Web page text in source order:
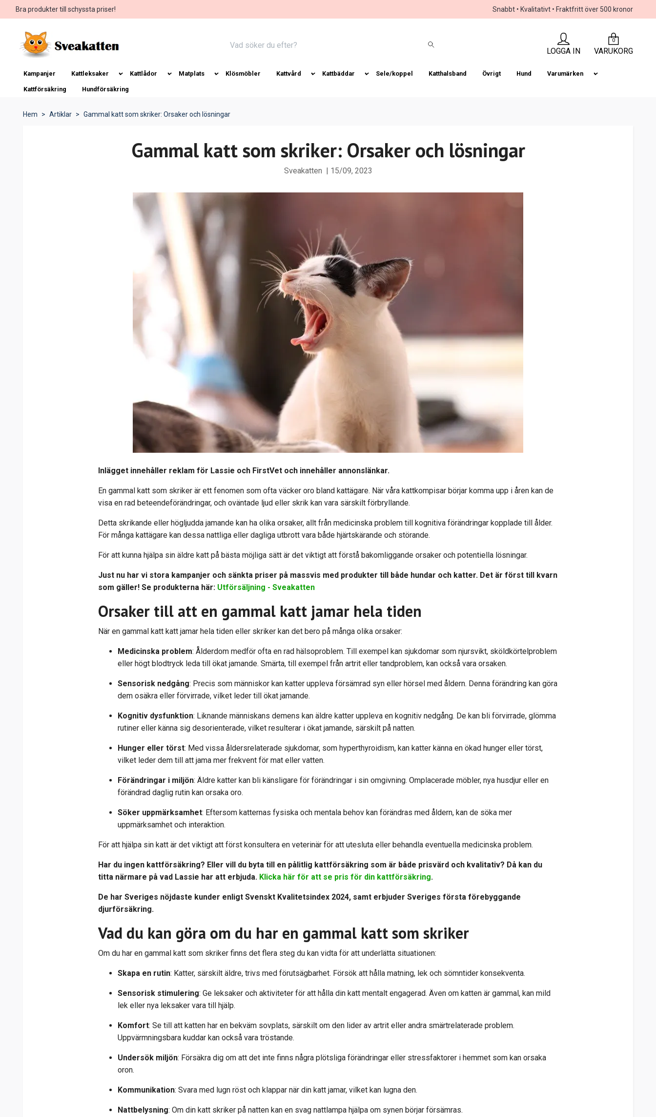
Bra produkter till schyssta priser! Snabbt • Kvalitativt • Fraktfritt över 500 kronor
LOGGA IN
0
VARUKORG
Kampanjer Kattleksaker Kattlådor Matplats Klösmöbler Kattvård Kattbäddar Sele/koppel Katthalsband Övrigt Hund Varumärken
Kattförsäkring Hundförsäkring
Hem Artiklar Gammal katt som skriker: Orsaker och lösningar
Gammal katt som skriker: Orsaker och lösningar
Sveakatten 15/09, 2023
Inlägget innehåller reklam för Lassie och FirstVet och innehåller annonslänkar.
En gammal katt som skriker är ett fenomen som ofta väcker oro bland kattägare. När våra kattkompisar börjar komma upp i åren kan de
visa en rad beteendeförändringar, och oväntade ljud eller skrik kan vara särskilt förbryllande.
Detta skrikande eller högljudda jamande kan ha olika orsaker, allt från medicinska problem till kognitiva förändringar kopplade till ålder.
För många kattägare kan dessa nattliga eller dagliga utbrott vara både hjärtskärande och störande.
För att kunna hjälpa sin äldre katt på bästa möjliga sätt är det viktigt att förstå bakomliggande orsaker och potentiella lösningar.
Just nu har vi stora kampanjer och sänkta priser på massvis med produkter till både hundar och katter. Det är först till kvarn
som gäller! Se produkterna här: Utförsäljning - Sveakatten
Orsaker till att en gammal katt jamar hela tiden
När en gammal katt katt jamar hela tiden eller skriker kan det bero på många olika orsaker:
Medicinska problem: Ålderdom medför ofta en rad hälsoproblem. Till exempel kan sjukdomar som njursvikt, sköldkörtelproblem
eller högt blodtryck leda till ökat jamande. Smärta, till exempel från artrit eller tandproblem, kan också vara orsaken.
Sensorisk nedgång: Precis som människor kan katter uppleva försämrad syn eller hörsel med åldern. Denna förändring kan göra
dem osäkra eller förvirrade, vilket leder till ökat jamande.
Kognitiv dysfunktion: Liknande människans demens kan äldre katter uppleva en kognitiv nedgång. De kan bli förvirrade, glömma
rutiner eller känna sig desorienterade, vilket resulterar i ökat jamande, särskilt på natten.
Hunger eller törst: Med vissa åldersrelaterade sjukdomar, som hyperthyroidism, kan katter känna en ökad hunger eller törst,
vilket leder dem till att jama mer frekvent för mat eller vatten.
Förändringar i miljön: Äldre katter kan bli känsligare för förändringar i sin omgivning. Omplacerade möbler, nya husdjur eller en
förändrad daglig rutin kan orsaka oro.
Söker uppmärksamhet: Eftersom katternas fysiska och mentala behov kan förändras med åldern, kan de söka mer
uppmärksamhet och interaktion.
För att hjälpa sin katt är det viktigt att först konsultera en veterinär för att utesluta eller behandla eventuella medicinska problem.
Har du ingen kattförsäkring? Eller vill du byta till en pålitlig kattförsäkring som är både prisvärd och kvalitativ? Då kan du
titta närmare på vad Lassie har att erbjuda. Klicka här för att se pris för din kattförsäkring.
De harSveriges nöjdaste kunder enligt Svenskt Kvalitetsindex 2024, samt erbjuder Sveriges första förebyggande
djurförsäkring.
Vad du kan göra om du har en gammal katt som skriker
Om du har en gammal katt som skriker finns det flera steg du kan vidta för att underlätta situationen:
Skapa en rutin: Katter, särskilt äldre, trivs med förutsägbarhet. Försök att hålla matning, lek och sömntider konsekventa.
Sensorisk stimulering: Ge leksaker och aktiviteter för att hålla din katt mentalt engagerad. Även om katten är gammal, kan mild
lek eller nya leksaker vara till hjälp.
Komfort: Se till att katten har en bekväm sovplats, särskilt om den lider av artrit eller andra smärtrelaterade problem.
Uppvärmningsbara kuddar kan också vara tröstande.
Undersök miljön: Försäkra dig om att det inte finns några plötsliga förändringar eller stressfaktorer i hemmet som kan orsaka
oron.
Kommunikation: Svara med lugn röst och klappar när din katt jamar, vilket kan lugna den.
Nattbelysning: Om din katt skriker på natten kan en svag nattlampa hjälpa om synen börjar försämras.